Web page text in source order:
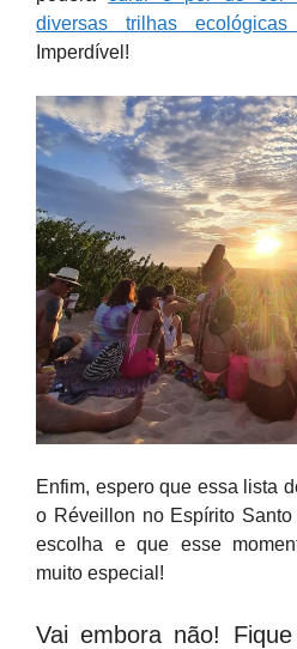
diversas trilhas
Imperdível!
Enfim, espero que essa lista
o Réveillon no Espírito
escolha e que esse
muito especial!
Vai embora não!